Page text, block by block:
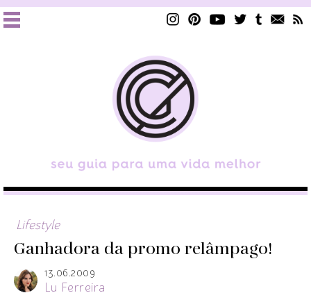
Lifestyle
Ganhadora da promo relâmpago!
13.06.2009
Lu Ferreira